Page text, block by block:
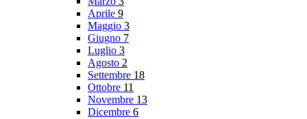
Aprile 9
Maggio 3
Giugno 7
Luglio 3
Agosto 2
Settembre 18
Ottobre 11
Novembre 13
Dicembre 6